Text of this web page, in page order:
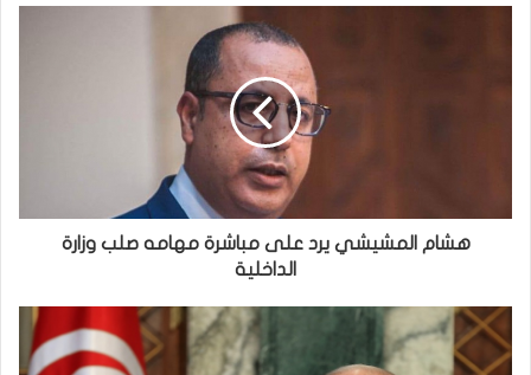
هشام المشيشي يرد على مباشرة مهامه صلب وزارة
الداخلية